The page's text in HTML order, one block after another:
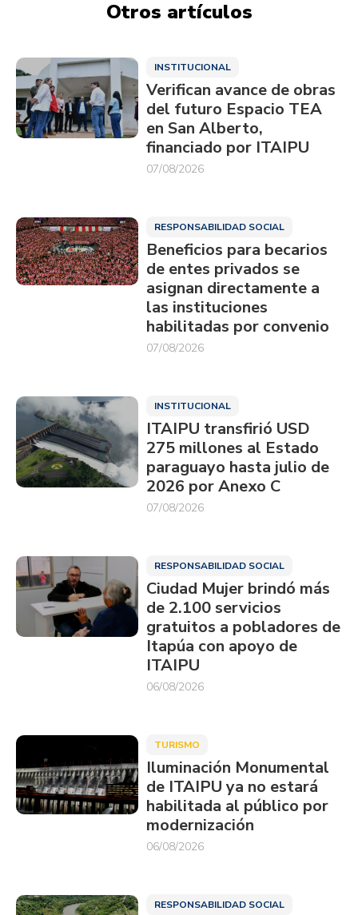
Otros artículos
INSTITUCIONAL
Verifican avance de obras
del futuro Espacio TEA
en San Alberto,
financiado por ITAIPU
07/08/2026
RESPONSABILIDAD SOCIAL
Beneficios para becarios
de entes privados se
asignan directamente a
las instituciones
habilitadas por convenio
07/08/2026
INSTITUCIONAL
ITAIPU transfirió USD
275 millones al Estado
paraguayo hasta julio de
2026 por Anexo C
07/08/2026
RESPONSABILIDAD SOCIAL
Ciudad Mujer brindó más
de 2.100 servicios
gratuitos a pobladores de
Itapúa con apoyo de
ITAIPU
06/08/2026
TURISMO
Iluminación Monumental
de ITAIPU ya no estará
habilitada al público por
modernización
06/08/2026
RESPONSABILIDAD SOCIAL